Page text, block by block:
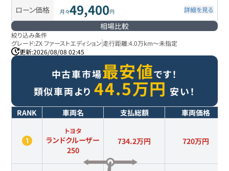
ローン価格 月々49,400円 詳細を見る
相場比較
絞り込み条件
グレード:ZX ファーストエディション 走行距離:4.0万km～未指定
更新:2026/08/08 02:45
中古車市場最安値です！
類似車両より 44.5万円 安い！
RANK 車両名 支払総額 車両価格
トヨタ
ランドクルーザー
250
734.2万円 720万円